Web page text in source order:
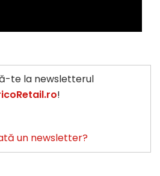
te la newsletterul
!
un newsletter?